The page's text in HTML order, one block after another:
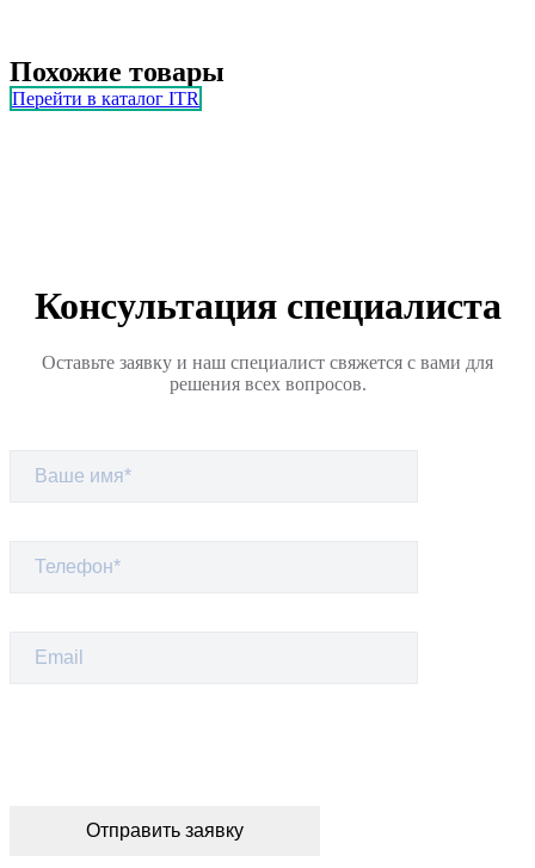
Похожие товары
Перейти в каталог ITR
Консультация специалиста
Оставьте заявку и наш специалист свяжется с вами для
решения всех вопросов.
Отправить заявку